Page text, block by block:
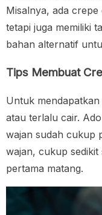
Misalnya, ada
tetapi juga memiliki
bahan alternatif
Tips Membuat
Untuk
atau terlalu cair.
wajan sudah cukup
wajan, cukup sedikit
pertama matang.